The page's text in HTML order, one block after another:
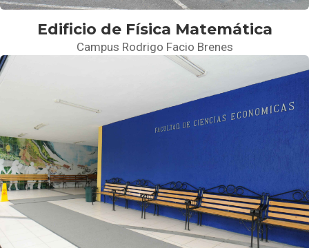
Edificio de Física Matemática
Campus Rodrigo Facio Brenes